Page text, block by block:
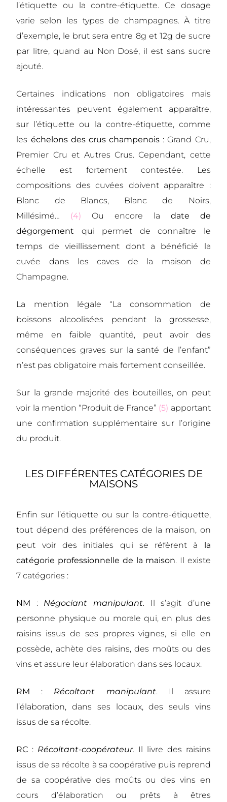
l’étiquette ou la contre-étiquette. Ce dosage
varie selon les types de champagnes. À titre
d’exemple, le brut sera entre 8g et 12g de sucre
par litre, quand au Non Dosé, il est sans sucre
ajouté.
Certaines indications non obligatoires mais
intéressantes peuvent également apparaître,
sur l’étiquette ou la contre-étiquette, comme
les échelons des crus champenois : Grand Cru,
Premier Cru et Autres Crus. Cependant, cette
échelle est fortement contestée. Les
compositions des cuvées doivent apparaître :
Blanc de Blancs, Blanc de Noirs,
Millésimé… (4) Ou encore la date de
dégorgement qui permet de connaître le
temps de vieillissement dont a bénéficié la
cuvée dans les caves de la maison de
Champagne.
La mention légale “La consommation de
boissons alcoolisées pendant la grossesse,
même en faible quantité, peut avoir des
conséquences graves sur la santé de l’enfant”
n’est pas obligatoire mais fortement conseillée.
Sur la grande majorité des bouteilles, on peut
voir la mention “Produit de France” (5) apportant
une confirmation supplémentaire sur l’origine
du produit.
LES DIFFÉRENTES CATÉGORIES DE
MAISONS
Enfin sur l’étiquette ou sur la contre-étiquette,
tout dépend des préférences de la maison, on
peut voirdes initiales qui se réfèrent à
la
catégorie professionnelle de la maison. Il existe
7 catégories :
NM : Négociant manipulant. Il s’agit d’une
personne physique ou morale qui, en plus des
raisins issus de ses propres vignes, si elle en
possède, achète des raisins, des moûts ou des
vins et assure leur élaboration dans ses locaux.
RM : Récoltant manipulant.Il assure
l’élaboration, dans ses locaux, des seuls vins
issus de sa récolte.
RC : Récoltant-coopérateur. Il livre des raisins
issus de sa récolte à sa coopérative puis reprend
de sa coopérative des moûts ou des vins en
cours d’élaboration ou prêts à êtres